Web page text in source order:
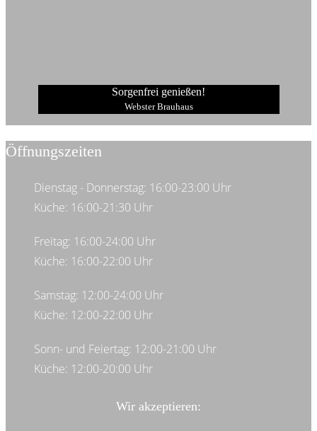
Sorgenfrei genießen!
Webster Brauhaus
Öffnungszeiten
Dienstag - Donnerstag: 16:00-23:00 Uhr
Küche: 16:00-21:30 Uhr
Freitag: 16:00-24:00 Uhr
Küche: 16:00-22:00 Uhr
Samstag: 12:00-24:00 Uhr
Küche: 12:00-22:00 Uhr
Sonn- und Feiertag: 12:00-21:00 Uhr
Küche: 12:00-20:00 Uhr
Wir akzeptieren: